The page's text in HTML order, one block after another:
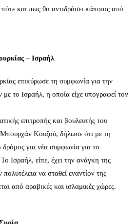
και πως θα αντιδράσει κάποιος από
– Ισραήλ
επικύρωσε τη συμφωνία για την
το Ισραήλ, η οποία είχε υπογραφεί τον
επιτροπής και βουλευτής του
Κουζού, δήλωσε ότι με τη
για νέα συμφωνία για το
Ισραήλ, είπε, έχει την ανάγκη της
πολυτέλεια να σταθεί εναντίον της
από αραβικές και ισλαμικές χώρες.